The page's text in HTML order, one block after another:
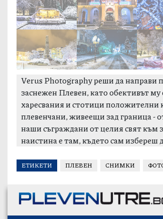
Verus Photography реши да направи
заснежен Плевен, като обективът
харесвания и стотици положителни
плевенчани, живеещи зад граница -
наши съграждани от целия свят към
наистина е там, където сам избереш
ЕТИКЕТИ ПЛЕВЕН СНИМКИ